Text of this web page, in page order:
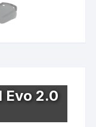
Evo 2.0